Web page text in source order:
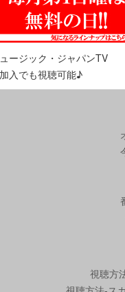
ージック・ジャパンTV
入でも視聴可能♪
視聴方